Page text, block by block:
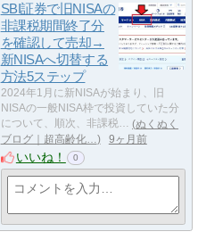
SBI証券で旧NISAの
非課税期間終了分
を確認して売却→
新NISAへ切替する
方法5ステップ
2024年1月に新NISAが始まり、旧
NISAの一般NISA枠で投資していた分
について、順次、非課税…
ぬくぬく
ブログ｜超高齢化…
9ヶ月前
いいね！ 0